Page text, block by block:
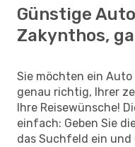
Günstige
Zakynthos,
Sie möchten ein Auto
genau richtig, Ihrer
Ihre Reisewünsche!
einfach: Geben Sie
das Suchfeld ein